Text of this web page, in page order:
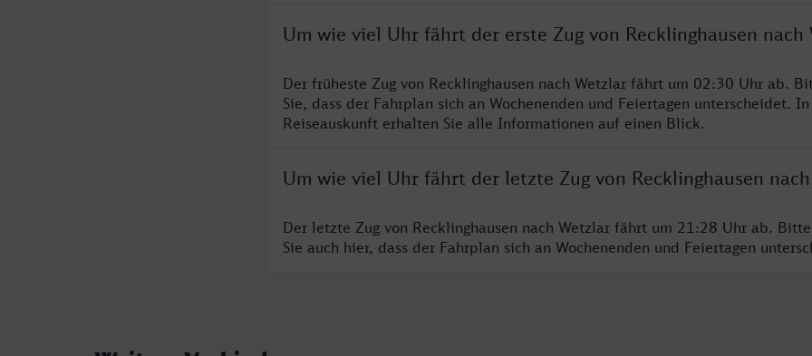
Um wie viel Uhr fährt der erste Zug von Recklinghausen nach
Der früheste Zug von Recklinghausen nach Wetzlar fährt um 02:30 Uhr ab.
Sie, dass der Fahrplan sich an Wochenenden und Feiertagen unterscheidet.
Reiseauskunft erhalten Sie alle Informationen auf einen Blick.
Um wie viel Uhr fährt der letzte Zug von Recklinghausen
Der letzte Zug von Recklinghausen nach Wetzlar fährt um 21:28 Uhr ab.
Sie auch hier, dass der Fahrplan sich an Wochenenden und Feiertagen